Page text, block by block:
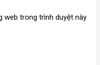
web trong trình duyệt này